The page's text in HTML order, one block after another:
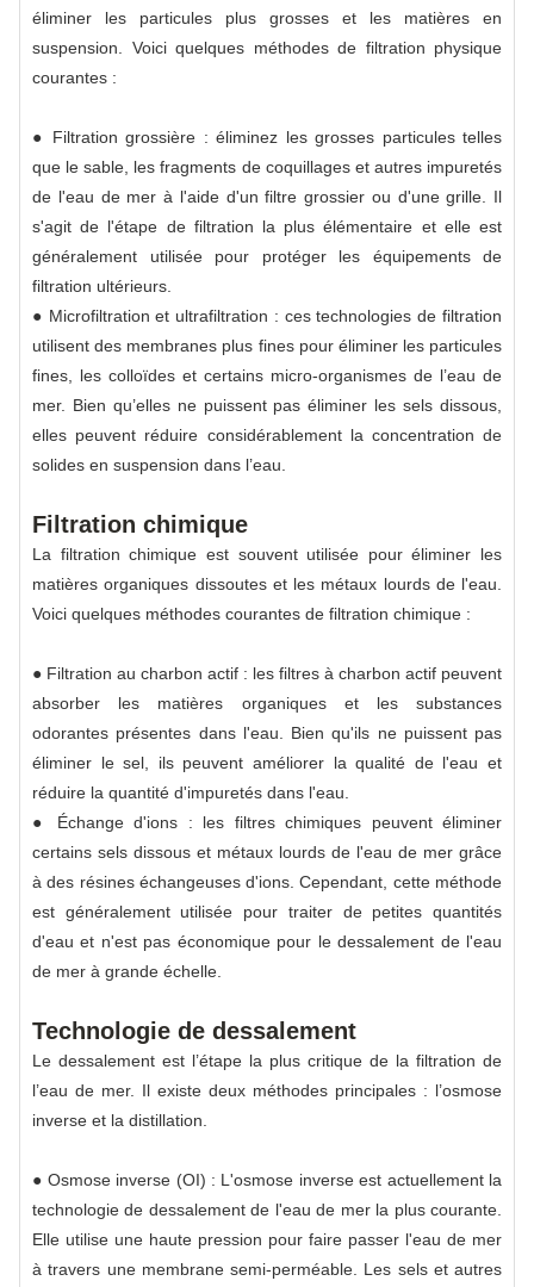
éliminer les particules plus grosses et les matières en
suspension. Voici quelques méthodes de filtration physique
courantes :
● Filtration grossière : éliminez les grosses particules telles
que le sable, les fragments de coquillages et autres impuretés
de l'eau de mer à l'aide d'un filtre grossier ou d'une grille. Il
s'agit de l'étape de filtration la plus élémentaire et elle est
généralement utilisée pour protéger les équipements de
filtration ultérieurs.
● Microfiltration et ultrafiltration : ces technologies de filtration
utilisent des membranes plus fines pour éliminer les particules
fines, les colloïdes et certains micro-organismes de l’eau de
mer. Bien qu’elles ne puissent pas éliminer les sels dissous,
elles peuvent réduire considérablement la concentration de
solides en suspension dans l’eau.
Filtration chimique
La filtration chimique est souvent utilisée pour éliminer les
matières organiques dissoutes et les métaux lourds de l'eau.
Voici quelques méthodes courantes de filtration chimique :
● Filtration au charbon actif : les filtres à charbon actif peuvent
absorber les matières organiques et les substances
odorantes présentes dans l'eau. Bien qu'ils ne puissent pas
éliminer le sel, ils peuvent améliorer la qualité de l'eau et
réduire la quantité d'impuretés dans l'eau.
● Échange d'ions : les filtres chimiques peuvent éliminer
certains sels dissous et métaux lourds de l'eau de mer grâce
à des résines échangeuses d'ions. Cependant, cette méthode
est généralement utilisée pour traiter de petites quantités
d'eau et n'est pas économique pour le dessalement de l'eau
de mer à grande échelle.
Technologie de dessalement
Le dessalement est l’étape la plus critique de la filtration de
l’eau de mer. Il existe deux méthodes principales : l’osmose
inverse et la distillation.
● Osmose inverse (OI) : L'osmose inverse est actuellement la
technologie de dessalement de l'eau de mer la plus courante.
Elle utilise une haute pression pour faire passer l'eau de mer
à travers une membrane semi-perméable. Les sels et autres